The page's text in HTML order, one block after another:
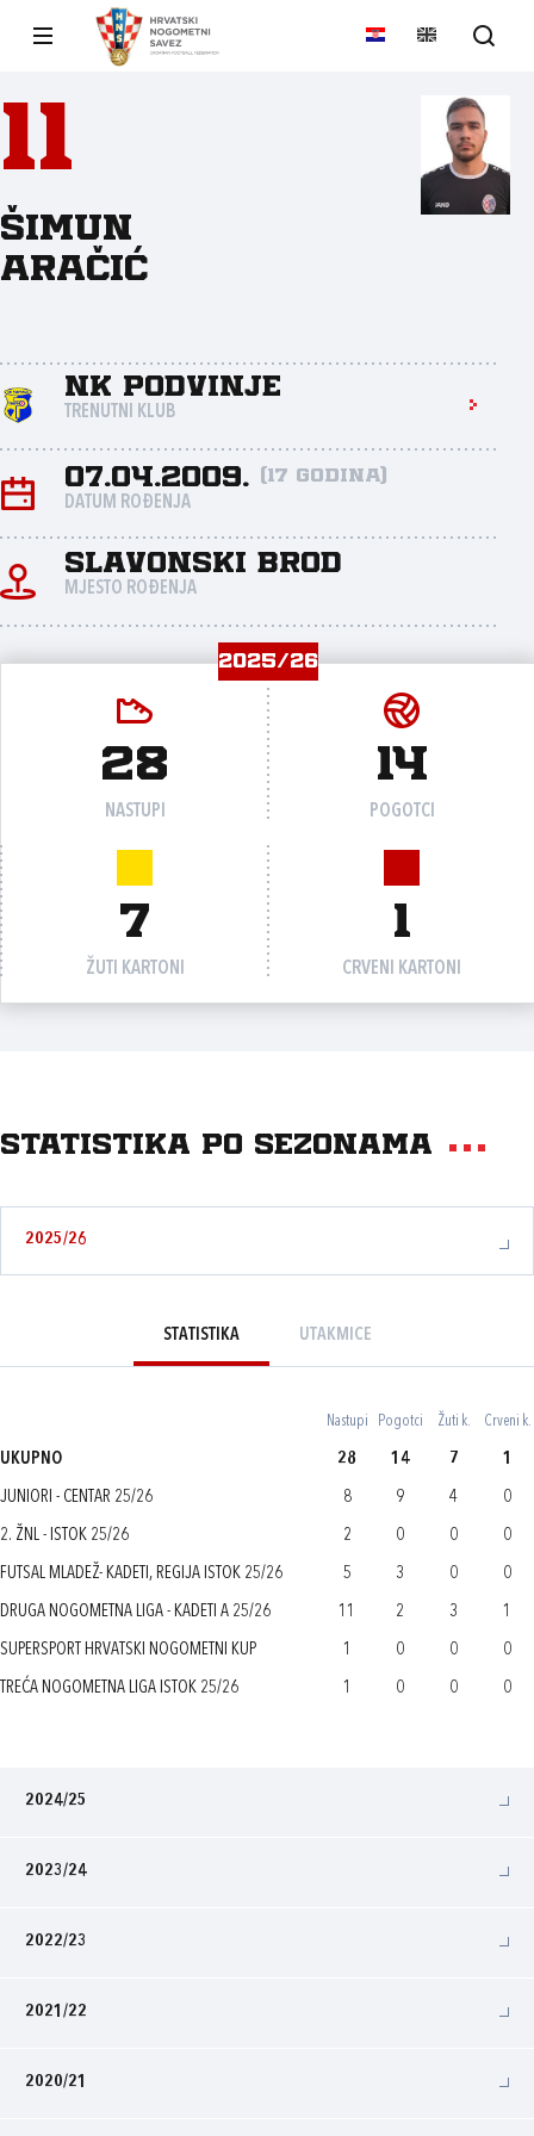
11
Šimun
Aračić
NK Podvinje
TRENUTNI KLUB
07.04.2009. (17 godina)
DATUM ROĐENJA
Slavonski Brod
MJESTO ROĐENJA
2025/26
28
NASTUPI
14
POGOTCI
7
ŽUTI KARTONI
1
CRVENI KARTONI
Statistika po sezonama
2025/26
STATISTIKA UTAKMICE
Nastupi Pogotci Žuti k. Crveni k.
UKUPNO 28 14 7 1
JUNIORI - CENTAR 25/26 8 9 4 0
2. ŽNL - ISTOK 25/26 2 0 0 0
FUTSAL MLADEŽ- KADETI, REGIJA ISTOK 25/26 5 3 0 0
DRUGA NOGOMETNA LIGA - KADETI A 25/26 11 2 3 1
SUPERSPORT HRVATSKI NOGOMETNI KUP 1 0 0 0
TREĆA NOGOMETNA LIGA ISTOK 25/26 1 0 0 0
2024/25
2023/24
2022/23
2021/22
2020/21